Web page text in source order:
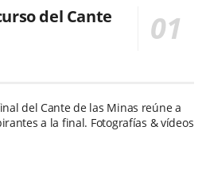
del Cante
del Cante de las Minas reúne a
a la final. Fotografías & vídeos